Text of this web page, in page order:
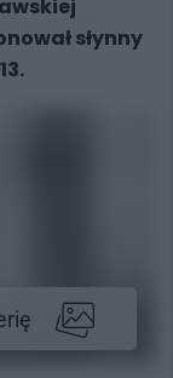
słynny